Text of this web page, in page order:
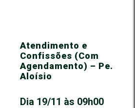
Atendimento e
Confissões (Com
Agendamento) – Pe.
Aloísio
Dia 19/11 às 09h00